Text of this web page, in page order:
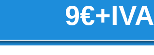
9€+IVA